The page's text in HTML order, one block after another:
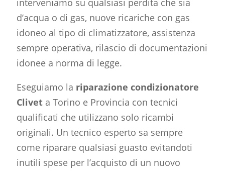
interveniamo su qualsiasi perdita che sia
d’acqua o di gas, nuove ricariche con gas
idoneo al tipo di climatizzatore, assistenza
sempre operativa, rilascio di documentazioni
idonee a norma di legge.
Eseguiamo la riparazione condizionatore
Clivet a Torino e Provincia con tecnici
qualificati che utilizzano solo ricambi
originali. Un tecnico esperto sa sempre
come riparare qualsiasi guasto evitandoti
inutili spese per l’acquisto di un nuovo